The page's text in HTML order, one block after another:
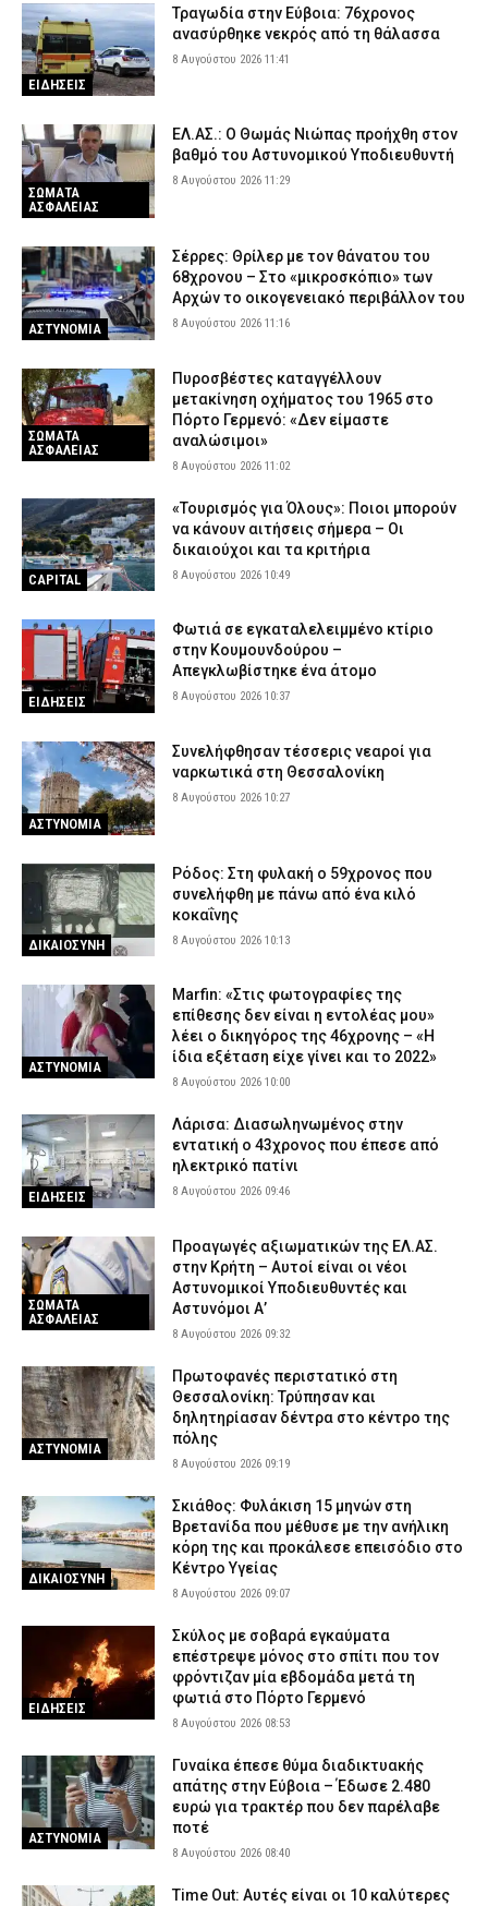
ΕΙΔΗΣΕΙΣ
Τραγωδία στην Εύβοια: 76χρονος
ανασύρθηκε νεκρός από τη θάλασσα
8 Αυγούστου 2026 11:41
ΣΩΜΑΤΑ
ΑΣΦΑΛΕΙΑΣ
ΕΛ.ΑΣ.: Ο Θωμάς Νιώπας προήχθη στον
βαθμό του Αστυνομικού Υποδιευθυντή
8 Αυγούστου 2026 11:29
ΑΣΤΥΝΟΜΙΑ
Σέρρες: Θρίλερ με τον θάνατου του
68χρονου – Στο «μικροσκόπιο» των
Αρχών το οικογενειακό περιβάλλον του
8 Αυγούστου 2026 11:16
ΣΩΜΑΤΑ
ΑΣΦΑΛΕΙΑΣ
Πυροσβέστες καταγγέλλουν
μετακίνηση οχήματος του 1965 στο
Πόρτο Γερμενό: «Δεν είμαστε
αναλώσιμοι»
8 Αυγούστου 2026 11:02
CAPITAL
«Τουρισμός για Όλους»: Ποιοι μπορούν
να κάνουν αιτήσεις σήμερα – Οι
δικαιούχοι και τα κριτήρια
8 Αυγούστου 2026 10:49
ΕΙΔΗΣΕΙΣ
Φωτιά σε εγκαταλελειμμένο κτίριο
στην Κουμουνδούρου –
Απεγκλωβίστηκε ένα άτομο
8 Αυγούστου 2026 10:37
ΑΣΤΥΝΟΜΙΑ
Συνελήφθησαν τέσσερις νεαροί για
ναρκωτικά στη Θεσσαλονίκη
8 Αυγούστου 2026 10:27
ΔΙΚΑΙΟΣΥΝΗ
Ρόδος: Στη φυλακή ο 59χρονος που
συνελήφθη με πάνω από ένα κιλό
κοκαΐνης
8 Αυγούστου 2026 10:13
ΑΣΤΥΝΟΜΙΑ
Marfin: «Στις φωτογραφίες της
επίθεσης δεν είναι η εντολέας μου»
λέει ο δικηγόρος της 46χρονης – «Η
ίδια εξέταση είχε γίνει και το 2022»
8 Αυγούστου 2026 10:00
ΕΙΔΗΣΕΙΣ
Λάρισα: Διασωληνωμένος στην
εντατική ο 43χρονος που έπεσε από
ηλεκτρικό πατίνι
8 Αυγούστου 2026 09:46
ΣΩΜΑΤΑ
ΑΣΦΑΛΕΙΑΣ
Προαγωγές αξιωματικών της ΕΛ.ΑΣ.
στην Κρήτη – Αυτοί είναι οι νέοι
Αστυνομικοί Υποδιευθυντές και
Αστυνόμοι Α’
8 Αυγούστου 2026 09:32
ΑΣΤΥΝΟΜΙΑ
Πρωτοφανές περιστατικό στη
Θεσσαλονίκη: Τρύπησαν και
δηλητηρίασαν δέντρα στο κέντρο της
πόλης
8 Αυγούστου 2026 09:19
ΔΙΚΑΙΟΣΥΝΗ
Σκιάθος: Φυλάκιση 15 μηνών στη
Βρετανίδα που μέθυσε με την ανήλικη
κόρη της και προκάλεσε επεισόδιο στο
Κέντρο Υγείας
8 Αυγούστου 2026 09:07
ΕΙΔΗΣΕΙΣ
Σκύλος με σοβαρά εγκαύματα
επέστρεψε μόνος στο σπίτι που τον
φρόντιζαν μία εβδομάδα μετά τη
φωτιά στο Πόρτο Γερμενό
8 Αυγούστου 2026 08:53
ΑΣΤΥΝΟΜΙΑ
Γυναίκα έπεσε θύμα διαδικτυακής
απάτης στην Εύβοια – Έδωσε 2.480
ευρώ για τρακτέρ που δεν παρέλαβε
ποτέ
8 Αυγούστου 2026 08:40
Time Out: Αυτές είναι οι 10 καλύτερες